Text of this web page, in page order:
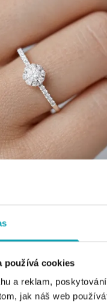
používá cookies
a reklam,
jak náš web